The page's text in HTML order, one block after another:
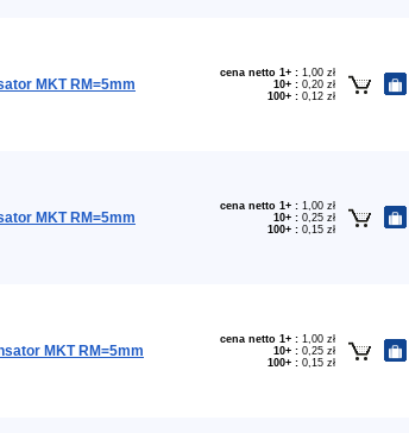
MKT RM=5mm
cena netto 1+ : 1,00 zł
10+ : 0,20 zł
100+ : 0,12 zł
MKT RM=5mm
cena netto 1+ : 1,00 zł
10+ : 0,25 zł
100+ : 0,15 zł
MKT RM=5mm
cena netto 1+ : 1,00 zł
10+ : 0,25 zł
100+ : 0,15 zł